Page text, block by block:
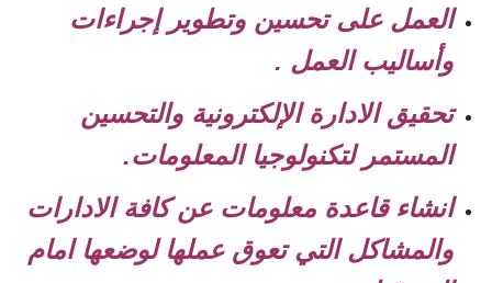
العمل على تحسين وتطوير إجراءات
وأساليب العمل .
تحقيق الادارة الإلكترونية والتحسين
المستمر لتكنولوجيا المعلومات.
انشاء قاعدة معلومات عن كافة الادارات
والمشاكل التي تعوق عملها لوضعها امام